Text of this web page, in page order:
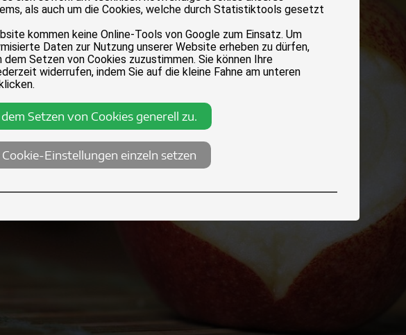
als auch um die Cookies, welche durch Statistiktools gesetzt
kommen keine Online-Tools von Google zum Einsatz. Um
Daten zur Nutzung unserer Website erheben zu dürfen,
dem Setzen von Cookies zuzustimmen. Sie können Ihre
widerrufen, indem Sie auf die kleine Fahne am unteren
Setzen von Cookies generell zu.
Einstellungen einzeln setzen